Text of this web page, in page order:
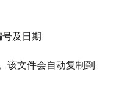
及日期
该文件会自动复制到